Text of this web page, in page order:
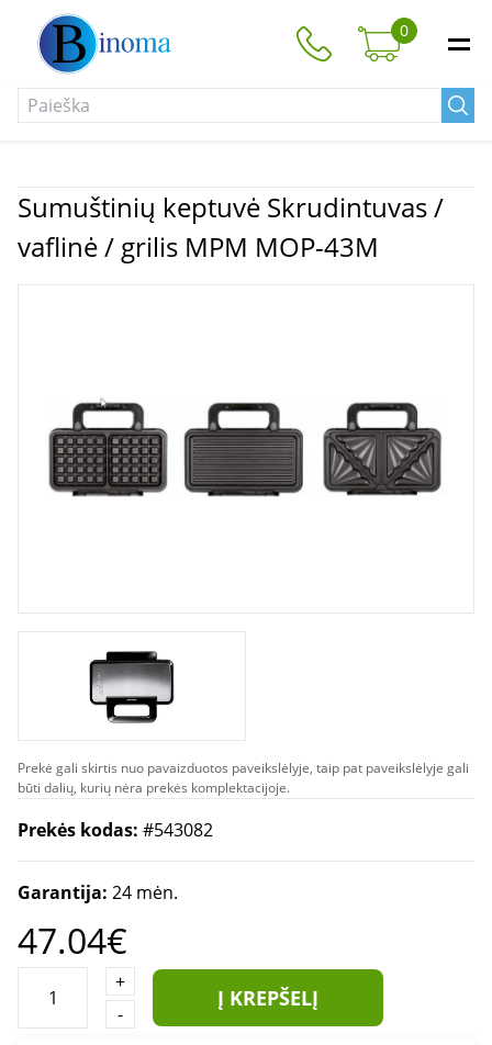
0
Sumuštinių keptuvė Skrudintuvas /
vaflinė / grilis MPM MOP-43M
Prekė gali skirtis nuo pavaizduotos paveikslėlyje, taip pat paveikslėlyje gali
būti dalių, kurių nėra prekės komplektacijoje.
Prekės kodas: #543082
Garantija: 24 mėn.
47.04€
+
-
Į KREPŠELĮ